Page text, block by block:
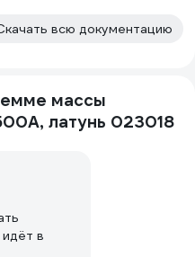
всю документацию
массы
латунь 023018
в